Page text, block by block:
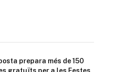
prepara més de 150